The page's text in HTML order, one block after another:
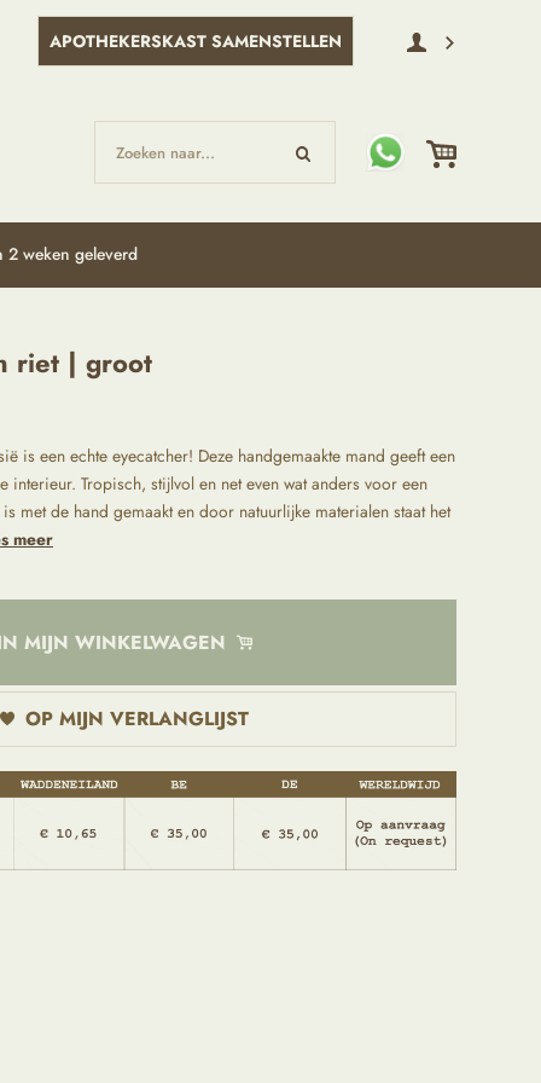
APOTHEKERSKAST SAMENSTELLEN
Zoeken naar...
weken geleverd
riet | groot
is een echte eyecatcher! Deze handgemaakte mand geeft een
interieur. Tropisch, stijlvol en net even wat anders voor een
met de hand gemaakt en door natuurlijke materialen staat het
meer
MIJN WINKELWAGEN
OP MIJN VERLANGLIJST